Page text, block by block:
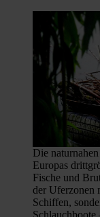
Die
Europas
Fische und
der Uferzonen
Schiffen,
Schlauchboote